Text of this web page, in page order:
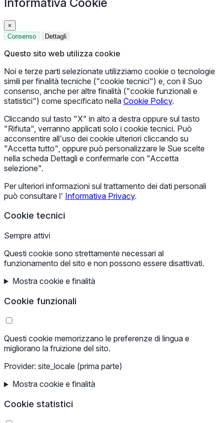
×
Consenso
Dettagli
Questo sito web utilizza cookie
Noi e terze parti selezionate utilizziamo cookie o tecnologie
simili per finalità tecniche ("cookie tecnici") e, con il Suo
consenso, anche per altre finalità ("cookie funzionali e
statistici") come specificato nella Cookie Policy.
Cliccando sul tasto "X" in alto a destra oppure sul tasto
"Rifiuta", verranno applicati solo i cookie tecnici. Può
acconsentire all'uso dei cookie ulteriori cliccando su
"Accetta tutto", oppure può personalizzare le Sue scelte
nella scheda Dettagli e confermarle con "Accetta
selezione".
Per ulteriori informazioni sul trattamento dei dati personali
può consultare l' Informativa Privacy.
Cookie tecnici
Sempre attivi
Questi cookie sono strettamente necessari al
funzionamento del sito e non possono essere disattivati.
Mostra cookie e finalità
Cookie funzionali
Questi cookie memorizzano le preferenze di lingua e
migliorano la fruizione del sito.
Provider: site_locale (prima parte)
Mostra cookie e finalità
Cookie statistici